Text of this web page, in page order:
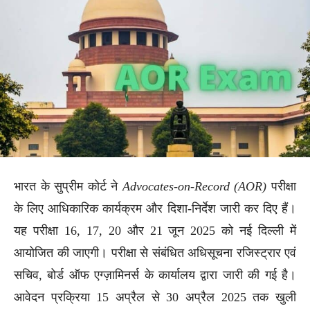
भारत के सुप्रीम कोर्ट ने Advocates-on-Record (AOR) परीक्षा
के लिए आधिकारिक कार्यक्रम और दिशा-निर्देश जारी कर दिए हैं।
यह परीक्षा 16, 17, 20 और 21 जून 2025 को नई दिल्ली में
आयोजित की जाएगी। परीक्षा से संबंधित अधिसूचना रजिस्ट्रार एवं
सचिव, बोर्ड ऑफ एग्ज़ामिनर्स के कार्यालय द्वारा जारी की गई है।
आवेदन प्रक्रिया 15 अप्रैल से 30 अप्रैल 2025 तक खुली